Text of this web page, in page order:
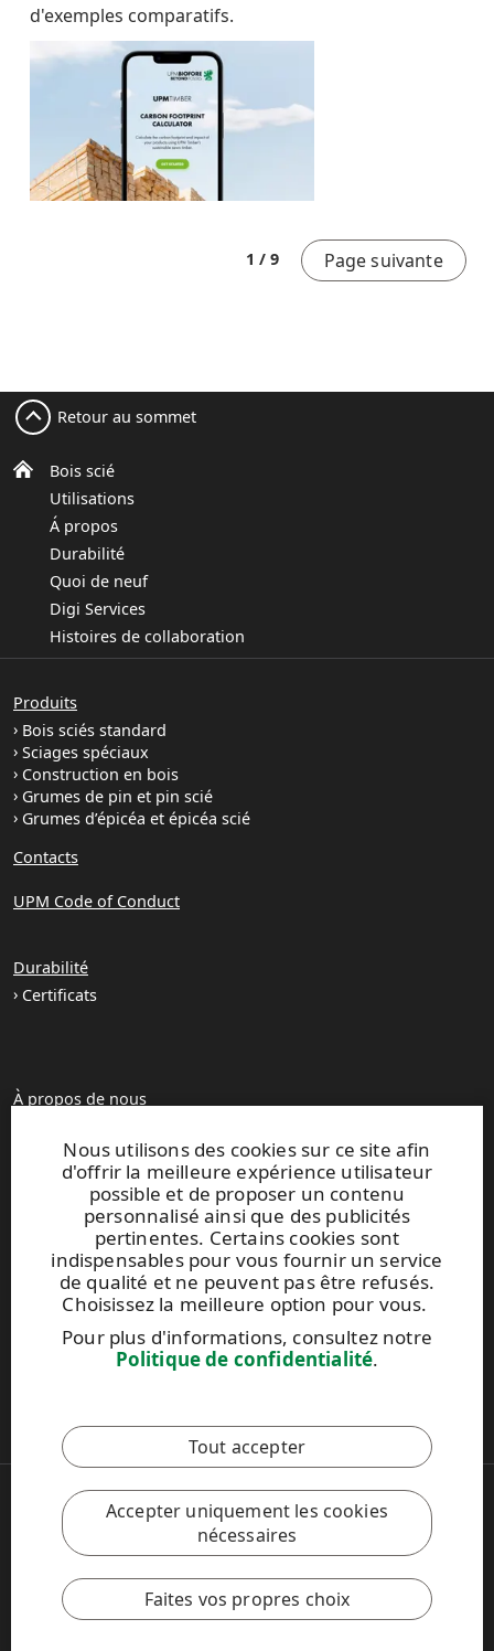
d'exemples comparatifs.
1 / 9 Page suivante
Nous utilisons des cookies sur ce site afin
d'offrir la meilleure expérience utilisateur
possible et de proposer un contenu
personnalisé ainsi que des publicités
pertinentes. Certains cookies sont
indispensables pour vous fournir un service
de qualité et ne peuvent pas être refusés.
Choisissez la meilleure option pour vous.
Pour plus d'informations, consultez notre
Politique de confidentialité.
Tout accepter
Accepter uniquement les cookies
nécessaires
Faites vos propres choix
Bois scié
Utilisations
Á propos
Durabilité
Quoi de neuf
Digi Services
Histoires de collaboration
Retour au sommet
Produits
Bois sciés standard
Sciages spéciaux
Construction en bois
Grumes de pin et pin scié
Grumes d’épicéa et épicéa scié
Contacts
UPM Code of Conduct
Durabilité
Certificats
À propos de nous
Brochures
UPM TIMBER
Peltokatu 26 C, 5th floor
P.O. Box 203
FI-33101 Tampere, Finland
Tel. +358 204 15 113
Ce site est protégé par reCAPTCHA et la
Copyright © 2026 UPM
UPM.FR
Mentions légales
Paramètres de la politique sur les cookies